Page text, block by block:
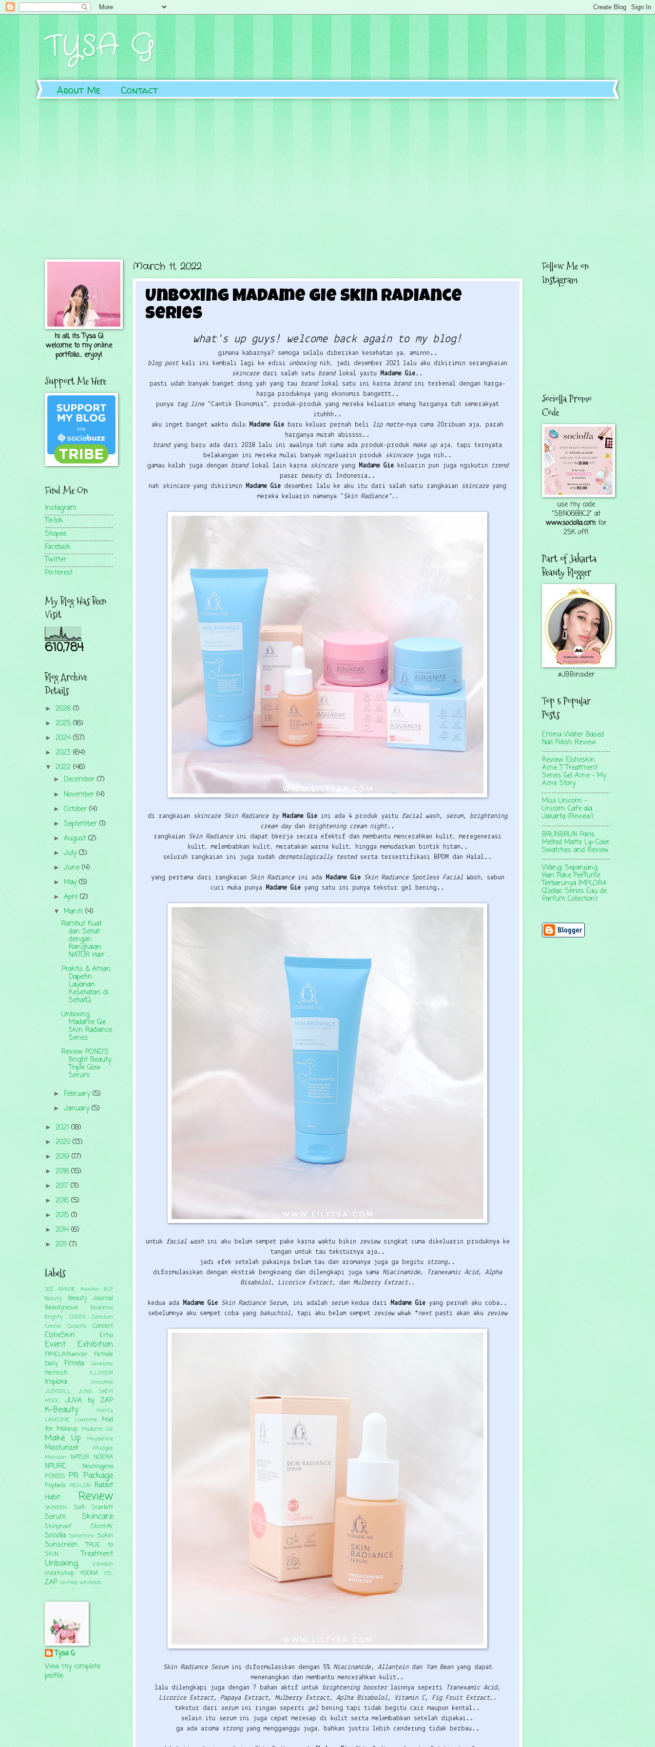
TYSA G
About Me Contact
March 11, 2022
Unboxing Madame Gie Skin Radiance
Series
what's up guys! welcome back again to my blog!
gimana kabarnya? semoga selalu diberikan kesehatan ya, aminnn..
blog post kali ini kembali lagi ke edisi unboxing nih, jadi desember 2021 lalu aku dikirimin serangkaian
skincare dari salah satu brand lokal yaitu Madame Gie ..
pasti udah banyak banget dong yah yang tau brand lokal satu ini karna brand ini terkenal dengan harga-
harga produknya yang ekonomis bangettt..
punya
tag line "Cantik Ekonomis", produk-produk yang mereka keluarin emang harganya tuh semerakyat
ituhhh..
aku inget banget waktu dulu
Madame Gie baru keluar pernah beli lip matte-nya cuma 20ribuan aja, parah
harganya murah abissss..
brand yang baru ada dari 2018 lalu ini awalnya tuh cuma ada produk-produk make up aja, tapi ternyata
belakangan ini mereka mulai banyak ngeluarin produk skincare juga nih..
gamau kalah juga dengan brand lokal lain karna skincare yang Madame Gie keluarin pun juga ngikutin
trend
pasar beauty di Indonesia..
nah skincare yang dikirimin Madame Gie desember lalu ke aku itu dari salah satu rangkaian skincare yang
mereka keluarin namanya " Skin Radiance"..
di rangkaian skincare Skin Radiance by Madame Gie ini ada 4 produk yaitu facial wash, serum, brightening
cream day dan brightening cream night..
rangkaian Skin Radiance ini dapat bkerja secara efektif dan membantu mencerahkan kulit, meregenerasi
kulit, melembabkan kulit, meratakan warna kulit, hingga memudarkan bintik hitam..
seluruh rangkaian ini juga sudah dermatologically tested serta tersertifikasi BPOM dan Halal..
yang pertama dari rangkaian Skin Radiance ini ada Madame Gie Skin Radiance Spotless Facial Wash, sabun
cuci muka punya
Madame Gie yang satu ini punya tekstur gel bening..
untuk facial wash ini aku belum sempet pake karna waktu bikin review singkat cuma dikeluarin produknya ke
tangan untuk tau teksturnya aja..
jadi efek setelah pakainya belum tau dan aromanya juga ga begitu strong..
diformulasikan dengan ekstrak bengkoang dan dilengkapi juga sama Niacinamide, Tranexamic Acid, Alpha
Bisabolol, Licorice Extract, dan Mulberry Extract..
kedua ada Madame Gie Skin Radiance Serum, ini adalah serum kedua dari Madame Gie yang pernah aku coba..
sebelumnya aku sempet coba yang bakuchiol, tapi aku belum sempet review wkwk *next pasti akan aku review
Skin Radiance Serum ini diformulasikan dengan 5% Niacinamide, Allantoin dan Yam Bean yang dapat
menenangkan dan membantu mencerahkan kulit..
lalu dilengkapi juga dengan 7 bahan aktif untuk brightening booster lainnya seperti
Tranexamic Acid,
Licorice Extract, Papaya Extract, Mulberry Extract, Aplha Bisabolol, Vitamin C, Fig Fruit Extract..
tekstur dari serum ini ringan seperti gel bening tapi tidak begitu cair maupun kental..
selain itu serum ini juga cepat meresap di kulit serta melembabkan setelah dipakai..
ga ada aroma strong yang mengganggu juga, bahkan justru lebih cenderung tidak berbau..
hi all, its Tysa G!
welcome to my online
portfolio... enjoy!
Support Me Here
Find Me On
Instagram
Tiktok
Shopee
Facebook
Twitter
Pinterest
My Blog Has Been
Visit
610,784
Blog Archive
Details
► 2026 (1)
► 2025 (16)
► 2024 (57)
► 2023 (64)
▼ 2022 (46)
► December (7)
► November (4)
► October (4)
► September (1)
► August (2)
► July(3)
► June (4)
► May(5)
► April (2)
▼ March (4)
Rambut Kuat
dan Sehat
dengan
Rangkaian
NATUR Hair ...
Praktis & Aman
Dapetin
Layanan
Kesehatan di
SehatQ
Unboxing
Madame Gie
Skin Radiance
Series
Review POND'S
Bright Beauty
Triple Glow
Serum
► February(5)
► January(5)
► 2021 (18)
► 2020 (13)
► 2019 (17)
► 2018 (15)
► 2017 (11)
► 2016 (5)
► 2015 (1)
► 2014 (6)
► 2011 (7)
Labels
3CE AMUSE Avoskin BLP
Beauty
Beauty Journal
Beautynesia
Bioderma
Brighty
COSRX
Carasun
CeraVe
Clozette Concert
ElsheSkin Erha
Event Exhibition
FIMELAfluencer
Female
Daily
Fimela Glowlabs
Heimish ILLIYOON
Implora
Innisfree
JUDYDOLL
JUNG SAEM
MOOL
JUVA by ZAP
K-Beauty
Kiehl's
LANCOME
Luxcrime
Mad
for Makeup Madame Gie
Make Up Maybelline
Moisturizer
Muzigae
Mansion NATUR NOERA
NPURE
Neutrogena
POND'S PR Package
Popbela REVLON Rabbit
Habit
Review
SKIN1004 Safi Scarlett
Serum Skincare
Skinproof Skintific
Sociolla Somethinc Sukin
Sunscreen
TRUE to
SKIN
Treatment
Unboxing Wardah
Workshop YOONA YSL
ZAP isntree whitelab
Tysa G
View my complete
profile
Follow Me on
Instagram
Sociolla Promo
Code
use my code
"SBN0688C2" at
www.sociolla.comfor
25K off!
Part of Jakarta
Beauty Blogger
#JBBinsider
Top 5 Popular
Posts
Emina Water Based
Nail Polish Review
Review Elsheskin
Acne T Treatment
Series Gel Acne - My
Acne Story
Miss Unicorn -
Unicorn Cafe ala
Jakarta (Review)
BRUNBRUN Paris
Melted Matte Lip Color
Swatches and Review
Wangi Sepanjang
Hari Pake Perfume
Terbarunya IMPLORA
(Zodiac Series Eau de
Parfum Collection)